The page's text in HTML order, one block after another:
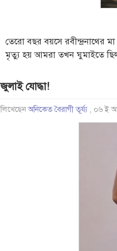
তেরো বছর বয়সে রবীন্দ্রনাথের
মৃত্যু হয় আমরা তখন ঘুমাইতে
জুলাই যোদ্ধা!
লিখেছেনঅনিকেত বৈরাগী তূর্য্য , ০৬ ই